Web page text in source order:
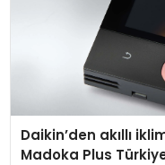
Daikin’den akıllı
Madoka Plus